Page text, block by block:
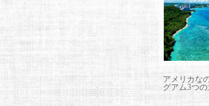
アメリカな
グアム3つ